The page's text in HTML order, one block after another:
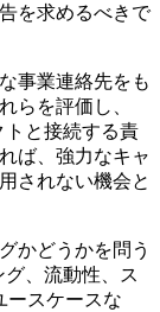
を求めるべきで
事業連絡先をも
らを評価し、
トと接続する責
ば、強力なキャ
されない機会と
かどうかを問う
グ、流動性、ス
ースケースな